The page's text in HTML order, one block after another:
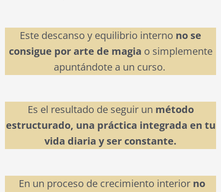
Este descanso y equilibrio interno no se
consigue por arte de magia o simplemente
apuntándote a un curso.
Es el resultado de seguir un método
estructurado, una práctica integrada en tu
vida diaria y ser constante.
En un proceso de crecimiento interior no